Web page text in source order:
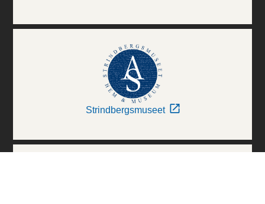
Strindbergsmuseet